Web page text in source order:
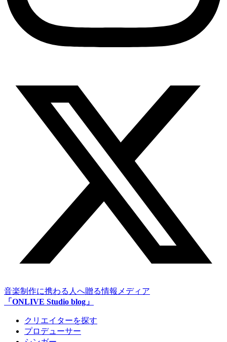
音楽制作に携わる人へ贈る情報メディア
「ONLIVE Studio blog」
クリエイターを探す
プロデューサー